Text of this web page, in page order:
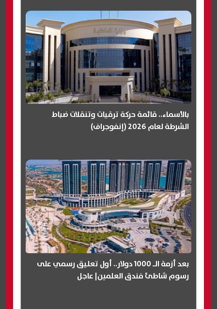
بالأسماء.. قائمة حركة ترقيات وتنقلات ضباط
الشرطة لعام 2026 (إنفوجراف)
بعد أزمة الـ 1000 دولار.. أول تعليق رسمي على
رسوم شاطئ فندق العلمين| عاجل